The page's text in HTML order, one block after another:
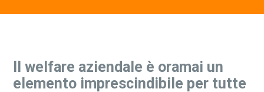
Il welfare aziendale è oramai un
elemento imprescindibile per tutte